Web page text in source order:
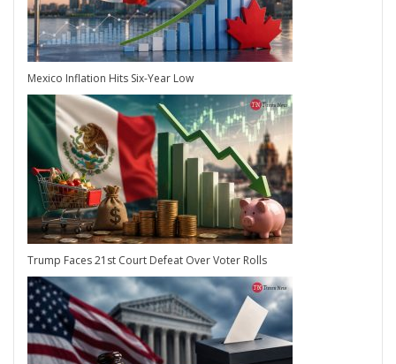
Mexico Inflation Hits Six-Year Low
Trump Faces 21st Court Defeat Over Voter Rolls